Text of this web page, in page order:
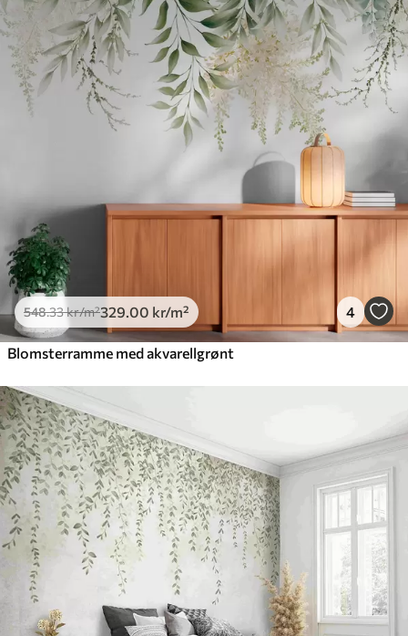
548 329.00kr /m²
Premium
665 .00399.00kr /m²
Peel and Stick
925.00
548.33kr/m²329.00 kr/m² 4
Blomsterramme med akvarellgrønt